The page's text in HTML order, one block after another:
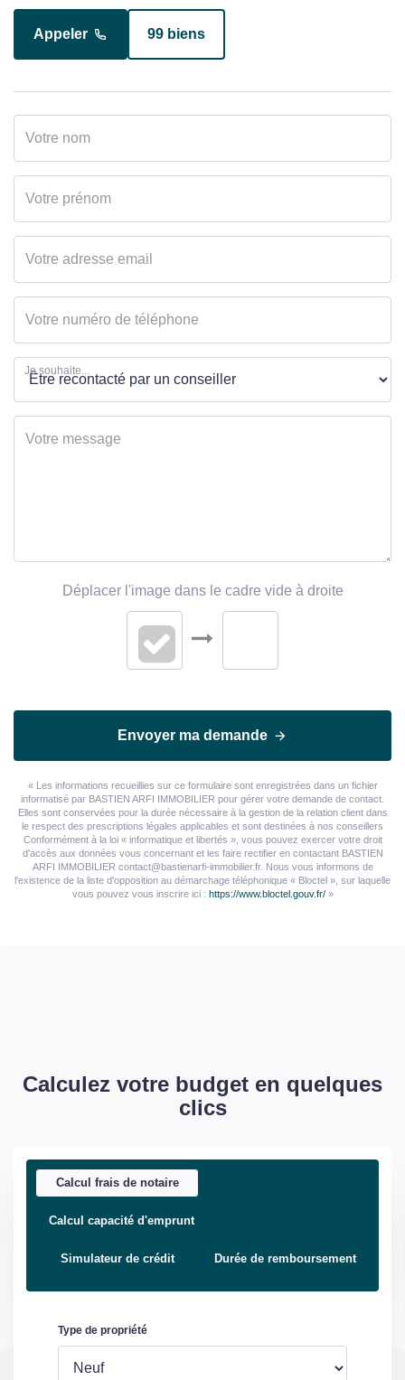
Appeler 15 biens
Appeler 99 biens
Je souhaite...
Déplacer l'image dans le cadre vide à droite
Envoyer ma demande
« Les informations recueillies sur ce formulaire sont enregistrées dans un fichier
informatisé par BASTIEN ARFI IMMOBILIER pour gérer votre demande de contact.
Elles sont conservées pour la durée nécessaire à la gestion de la relation client dans
le respect des prescriptions légales applicables et sont destinées à nos conseillers
Conformément à la loi « informatique et libertés », vous pouvez exercer votre droit
d'accès aux données vous concernant et les faire rectifier en contactant BASTIEN
ARFI IMMOBILIER contact@bastienarfi-immobilier.fr. Nous vous informons de
l'existence de la liste d'opposition au démarchage téléphonique « Bloctel », sur laquelle
vous pouvez vous inscrire ici : https://www.bloctel.gouv.fr/»
Calculez votre budget en quelques
clics
Calcul frais de notaire
Calcul capacité d'emprunt
Simulateur de crédit Durée de remboursement